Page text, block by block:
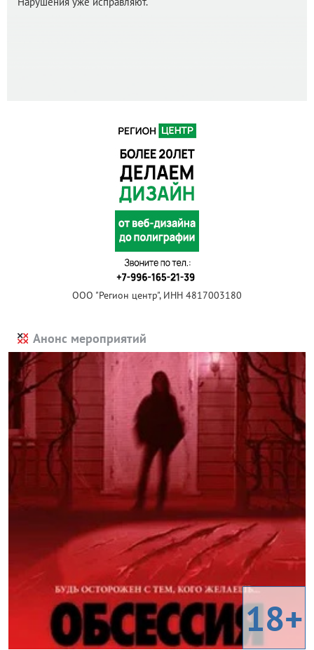
ООО "Регион центр", ИНН 4817003180
Анонс мероприятий
18+